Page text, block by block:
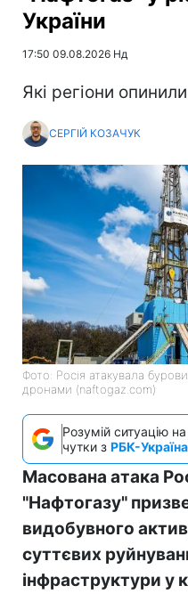
України
17:50 09.08.2026 Нд
Які регіони
СЕРГІЙ КОЗАЧУК
Фото: Росія атакувала
дронами (naftogaz.com)
Розумій ситуацію
чутки з РБК-
Масована атака
"Нафтогазу"
видобувного
суттєвих
інфраструктури у